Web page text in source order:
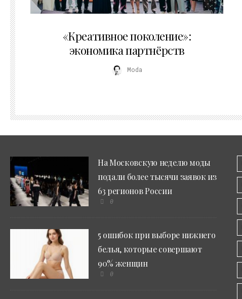
«Креативное поколение»:
экономика партнёрств
Moda
На Московскую неделю моды
подали более тысячи заявок из
63 регионов России
0
5 ошибок при выборе нижнего
белья, которые совершают
90% женщин
0